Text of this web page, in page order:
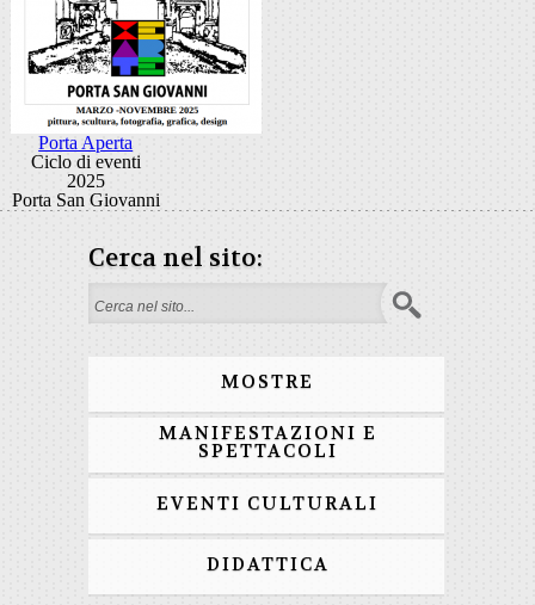
Porta Aperta
Ciclo di eventi
2025
Porta San Giovanni
Cerca nel sito:
Form di ricerca
MOSTRE
MANIFESTAZIONI E
SPETTACOLI
EVENTI CULTURALI
DIDATTICA